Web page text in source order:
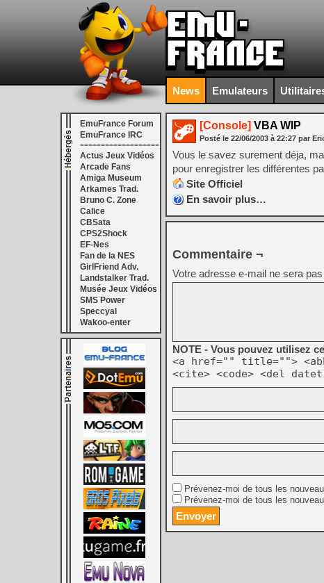
News Emulateurs
EmuFrance Forum
EmuFrance IRC
===================
Actus Jeux Vidéos
Arcade Fans
Amiga Museum
Arkames Trad.
Bruno C. Zone
Calice
CBSata
CPS2Shock
EF-Nes
Fan de la NES
GirlFriend Adv.
Landstalker Trad.
Musée Jeux Vidéos
SMS Power
Speccyal
Wakoo-enter
[Console] VBA WIP
Posté le 22/06/2003 à 22:27 par
Vous le savez surement déja,
pour enregistrer les différentes
Site Officiel
En savoir plus…
Commentaire ¬
Votre adresse e-mail ne sera pas
NOTE - Vous pouvez utilisez
<a href="" title="">
<cite> <code> <del
Prévenez-moi de tous les
Prévenez-moi de tous les